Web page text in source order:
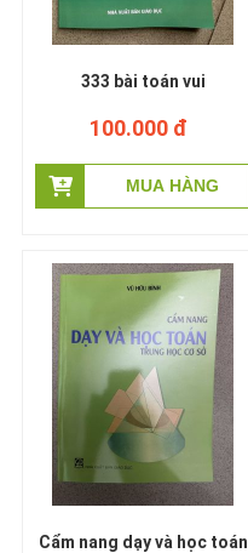
333 bài toán vui
100.000 đ
Cẩm nang dạy và học toán